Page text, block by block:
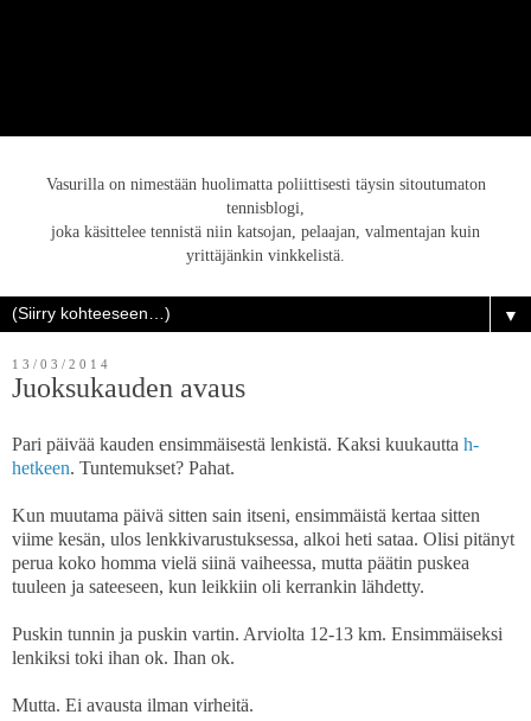
Vasurilla on nimestään huolimatta poliittisesti täysin sitoutumaton
tennisblogi,
joka käsittelee tennistä niin katsojan, pelaajan, valmentajan kuin
yrittäjänkin vinkkelistä.
▼
13/03/2014
Juoksukauden avaus
Pari päivää kauden ensimmäisestä lenkistä. Kaksi kuukautta h-
hetkeen. Tuntemukset? Pahat.
Kun muutama päivä sitten sain itseni, ensimmäistä kertaa sitten
viime kesän, ulos lenkkivarustuksessa, alkoi heti sataa. Olisi pitänyt
perua koko homma vielä siinä vaiheessa, mutta päätin puskea
tuuleen ja sateeseen, kun leikkiin oli kerrankin lähdetty.
Puskin tunnin ja puskin vartin. Arviolta 12-13 km. Ensimmäiseksi
lenkiksi toki ihan ok. Ihan ok.
Mutta. Ei avausta ilman virheitä.